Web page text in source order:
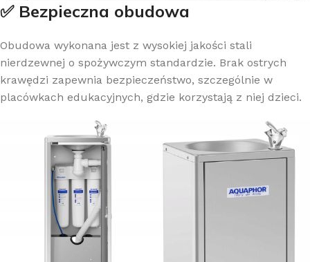
✅ Bezpieczna obudowa
Obudowa wykonana jest z wysokiej jakości stali
nierdzewnej o spożywczym standardzie. Brak ostrych
krawędzi zapewnia bezpieczeństwo, szczególnie w
placówkach edukacyjnych, gdzie korzystają z niej dzieci.